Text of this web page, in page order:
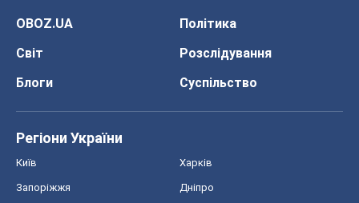
OBOZ.UA
Політика
Світ
Розслідування
Блоги
Суспільство
Регіони України
Київ Харків
Запоріжжя Дніпро